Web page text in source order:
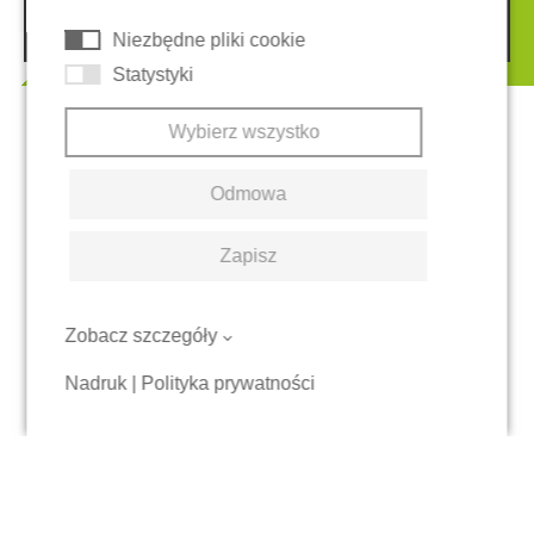
Niezbędne pliki cookie
Statystyki
Wybierz wszystko
Odmowa
Zapisz
Zobacz szczegóły
Nadruk| Polityka prywatności